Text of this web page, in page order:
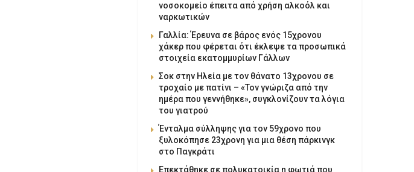
νοσοκομείο έπειτα από χρήση αλκοόλ και
ναρκωτικών
Γαλλία: Έρευνα σε βάρος ενός 15χρονου
χάκερ που φέρεται ότι έκλεψε τα προσωπικά
στοιχεία εκατομμυρίων Γάλλων
Σοκ στην Ηλεία με τον θάνατο 13χρονου σε
τροχαίο με πατίνι – «Τον γνώριζα από την
ημέρα που γεννήθηκε», συγκλονίζουν τα λόγια
του γιατρού
Ένταλμα σύλληψης για τον 59χρονο που
ξυλοκόπησε 23χρονη για μια θέση πάρκινγκ
στο Παγκράτι
Επεκτάθηκε σε πολυκατοικία η φωτιά που